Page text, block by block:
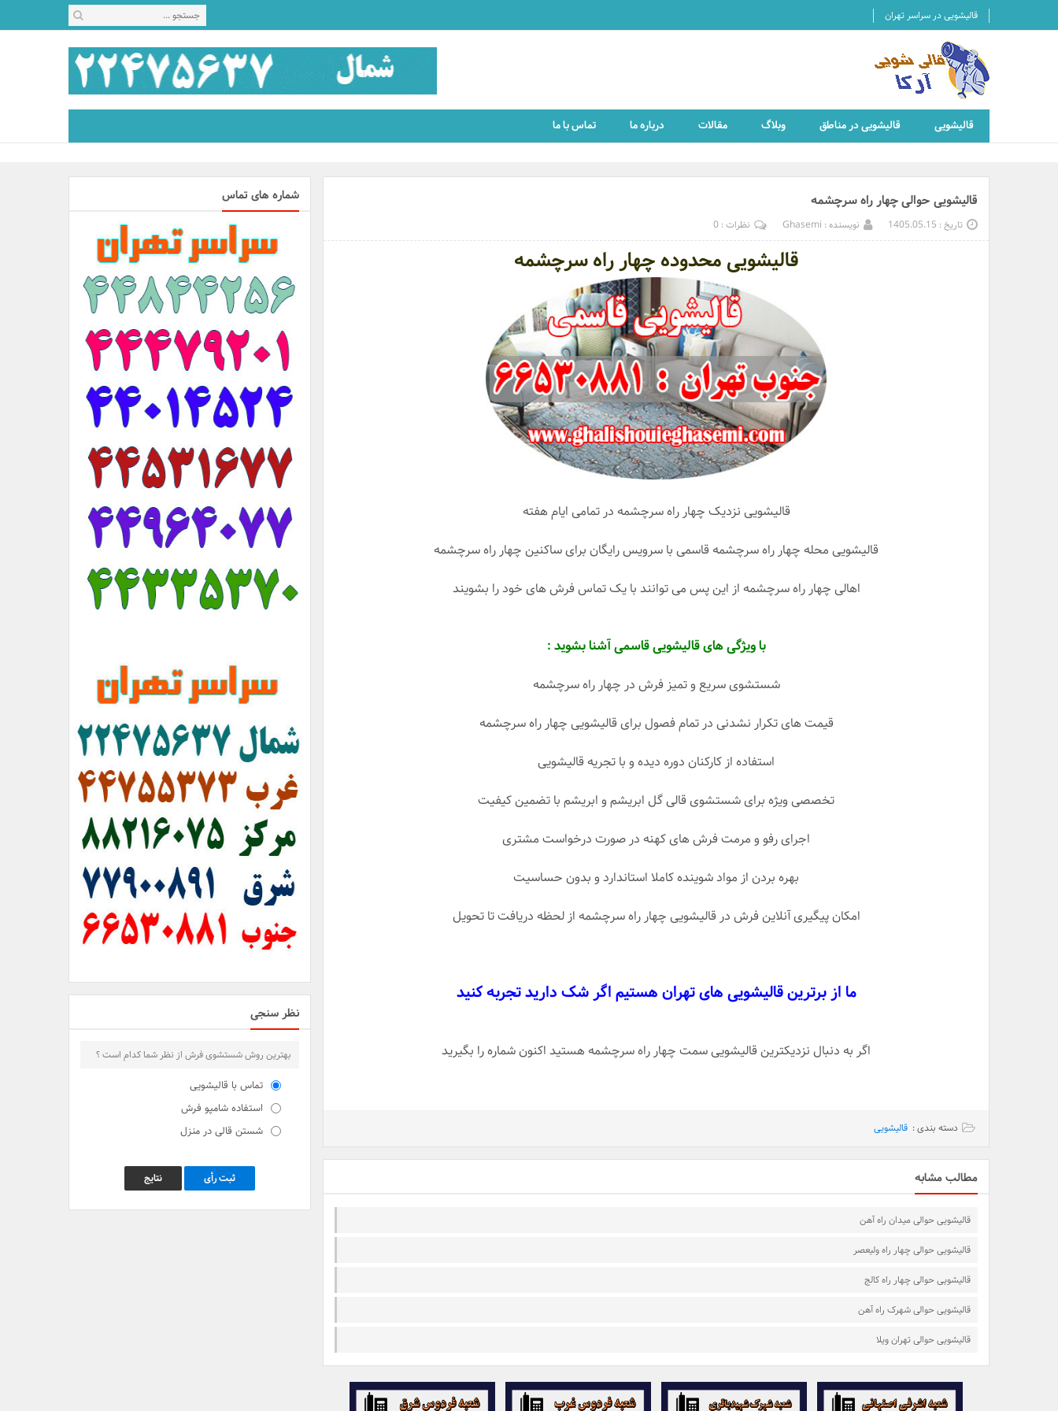
قالیشویی در سراسر تهران
قالیشویی قالیشویی در مناطق وبلاگ مقالات درباره ما تماس با ما
قالیشویی حوالی چهار راه سرچشمه
تاریخ : 1405.05.15 نویسنده : Ghasemi نظرات : 0
قالیشویی محدوده چهار راه سرچشمه
قالیشویی نزدیک چهار راه سرچشمه در تمامی ایام هفته
قالیشویی محله چهار راه سرچشمه قاسمی با سرویس رایگان برای ساکنین چهار راه سرچشمه
اهالی چهار راه سرچشمه از این پس می توانند با یک تماس فرش های خود را بشویند
با ویژگی های قالیشویی قاسمی آشنا بشوید :
شستشوی سریع و تمیز فرش در چهار راه سرچشمه
قیمت های تکرار نشدنی در تمام فصول برای قالیشویی چهار راه سرچشمه
استفاده از کارکنان دوره دیده و با تجریه قالیشویی
تخصصی ویژه برای شستشوی قالی گل ابریشم و ابریشم با تضمین کیفیت
اجرای رفو و مرمت فرش های کهنه در صورت درخواست مشتری
بهره بردن از مواد شوینده کاملا استاندارد و بدون حساسیت
امکان پیگیری آنلاین فرش در قالیشویی چهار راه سرچشمه از لحظه دریافت تا تحویل
ما از برترین قالیشویی های تهران هستیم اگر شک دارید تجربه کنید
اگر به دنبال نزدیکترین قالیشویی سمت چهار راه سرچشمه هستید اکنون شماره را بگیرید
دسته بندی : قالیشویی
مطالب مشابه
قالیشویی حوالی میدان راه آهن
قالیشویی حوالی چهار راه ولیعصر
قالیشویی حوالی چهار راه کالج
قالیشویی حوالی شهرک راه آهن
قالیشویی حوالی تهران ویلا
شماره های تماس
نظر سنجی
بهترین روش شستشوی فرش از نظر شما کدام است ؟
تماس با قالیشویی
استفاده شامپو فرش
شستن قالی در منزل
ثبت رأی نتایج